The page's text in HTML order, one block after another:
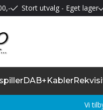
Stort utvalg - Eget lager
DAB+Kabler
Vi